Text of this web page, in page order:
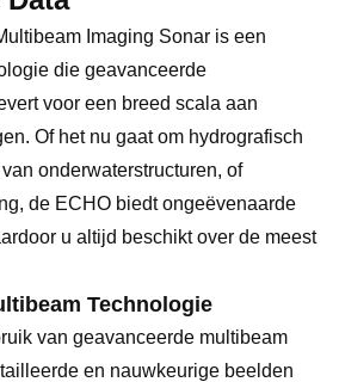
Imaging Sonar is een
die geavanceerde
voor een breed scala aan
Of het nu gaat om hydrografisch
onderwaterstructuren, of
de ECHO biedt ongeëvenaarde
u altijd beschikt over de meest
Technologie
van geavanceerde multibeam
en nauwkeurige beelden